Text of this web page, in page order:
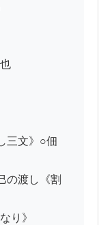
三文》○佃
の渡し《割
り》